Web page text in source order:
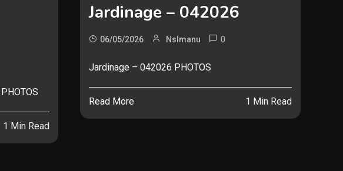
1 Min Read
Jardinage – 042026
06/05/2026 Nslmanu 0
Jardinage – 042026 PHOTOS
Read More 1 Min Read